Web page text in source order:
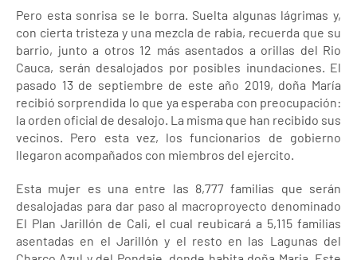
Pero esta sonrisa se le borra. Suelta algunas lágrimas y,
con cierta tristeza y una mezcla de rabia, recuerda que su
barrio, junto a otros 12 más asentados a orillas del Rio
Cauca, serán desalojados por posibles inundaciones. El
pasado 13 de septiembre de este año 2019, doña María
recibió sorprendida lo que ya esperaba con preocupación:
la orden oficial de desalojo. La misma que han recibido sus
vecinos. Pero esta vez, los funcionarios de gobierno
llegaron acompañados con miembros del ejercito.
Esta mujer es una entre las 8,777 familias que serán
desalojadas para dar paso al macroproyecto denominado
El Plan Jarillón de Cali, el cual reubicará a 5,115 familias
asentadas en el Jarillón y el resto en las Lagunas del